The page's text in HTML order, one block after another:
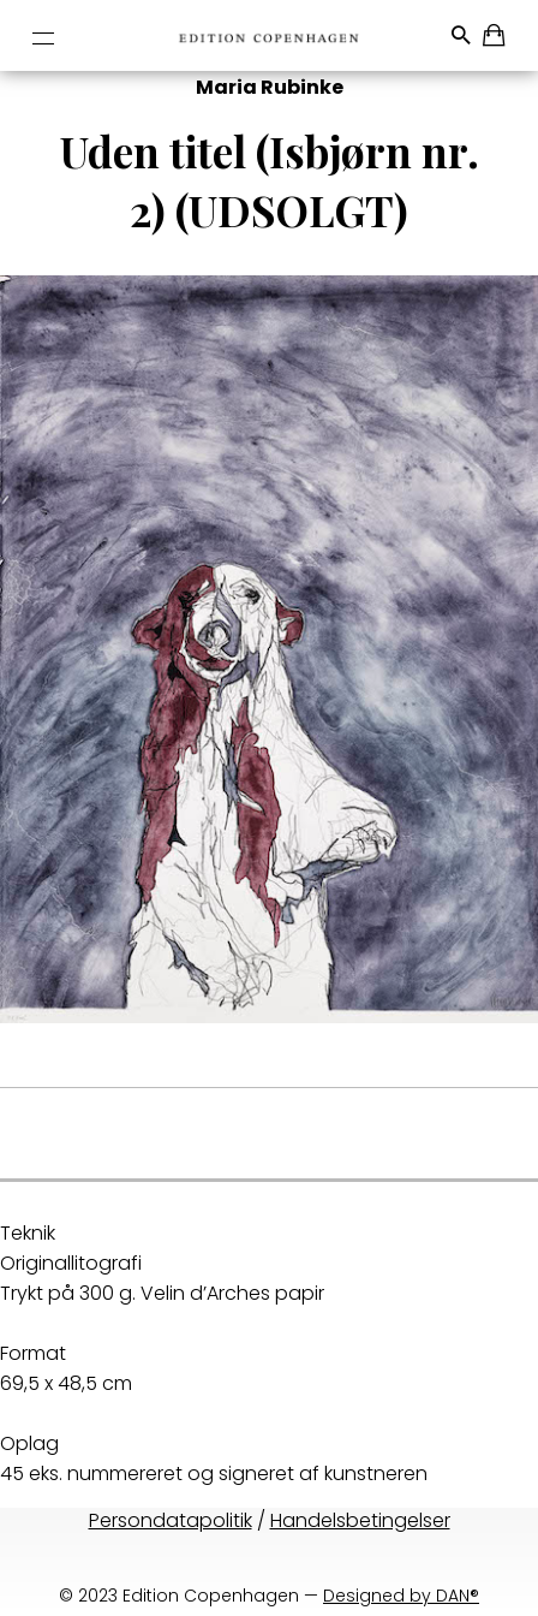
Maria Rubinke
Uden titel (Isbjørn nr.
2) (UDSOLGT)
Teknik
Originallitografi
Trykt på 300 g. Velin d’Arches papir
Format
69,5 x 48,5 cm
Oplag
45 eks. nummereret og signeret af kunstneren
Persondatapolitik/ Handelsbetingelser
© 2023 Edition Copenhagen — Designed by DAN®